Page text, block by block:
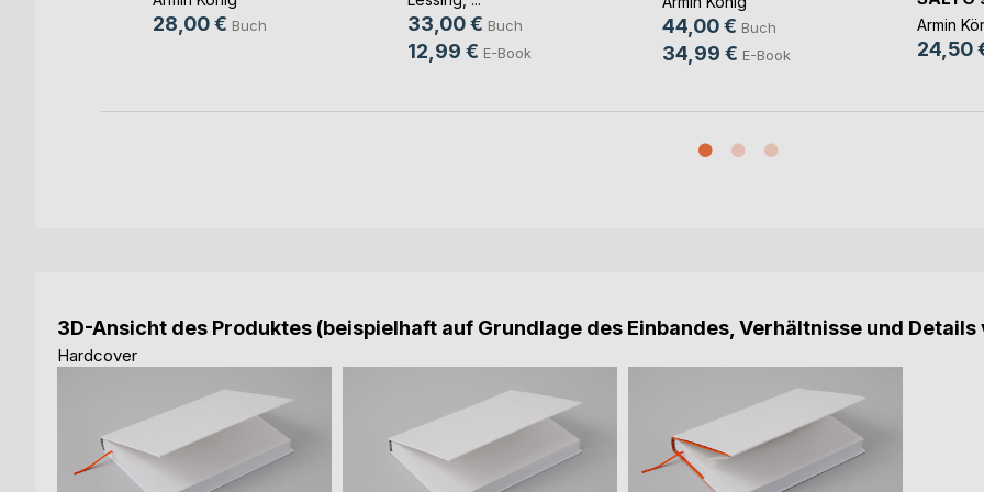
28,00 € Buch 33,00 € Buch
12,99 € E-Book
44,00 € Buch
34,99 € E-Book
Armin
24,50
3D-Ansicht des Produktes (beispielhaft auf Grundlage des Einbandes, Verhältnisse und
Hardcover